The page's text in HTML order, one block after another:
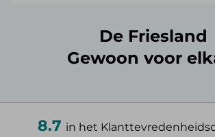
De Friesland
Gewoon voor
8.7 in het